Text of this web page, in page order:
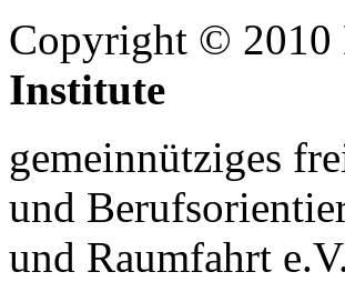
Copyright © 2010
Institute
gemeinnütziges
und
und Raumfahrt